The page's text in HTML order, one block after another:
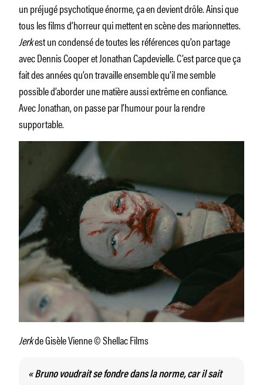
un préjugé psychotique énorme, ça en devient drôle. Ainsi que
tous les films d’horreur qui mettent en scène des marionnettes.
Jerkest un condensé de toutes les références qu’on partage
avec Dennis Cooper et Jonathan Capdevielle. C’est parce que ça
fait des années qu’on travaille ensemble qu’il me semble
possible d’aborder une matière aussi extrême en confiance.
Avec Jonathan, on passe par l’humour pour la rendre
supportable.
Jerkde Gisèle Vienne © Shellac Films
« Bruno voudrait se fondre dans la norme, car il sait